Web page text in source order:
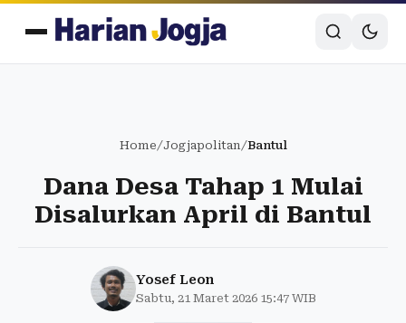
Home/Jogjapolitan/Bantul
Dana Desa Tahap 1 Mulai
Disalurkan April di Bantul
Yosef Leon
Sabtu, 21 Maret 2026 15:47 WIB